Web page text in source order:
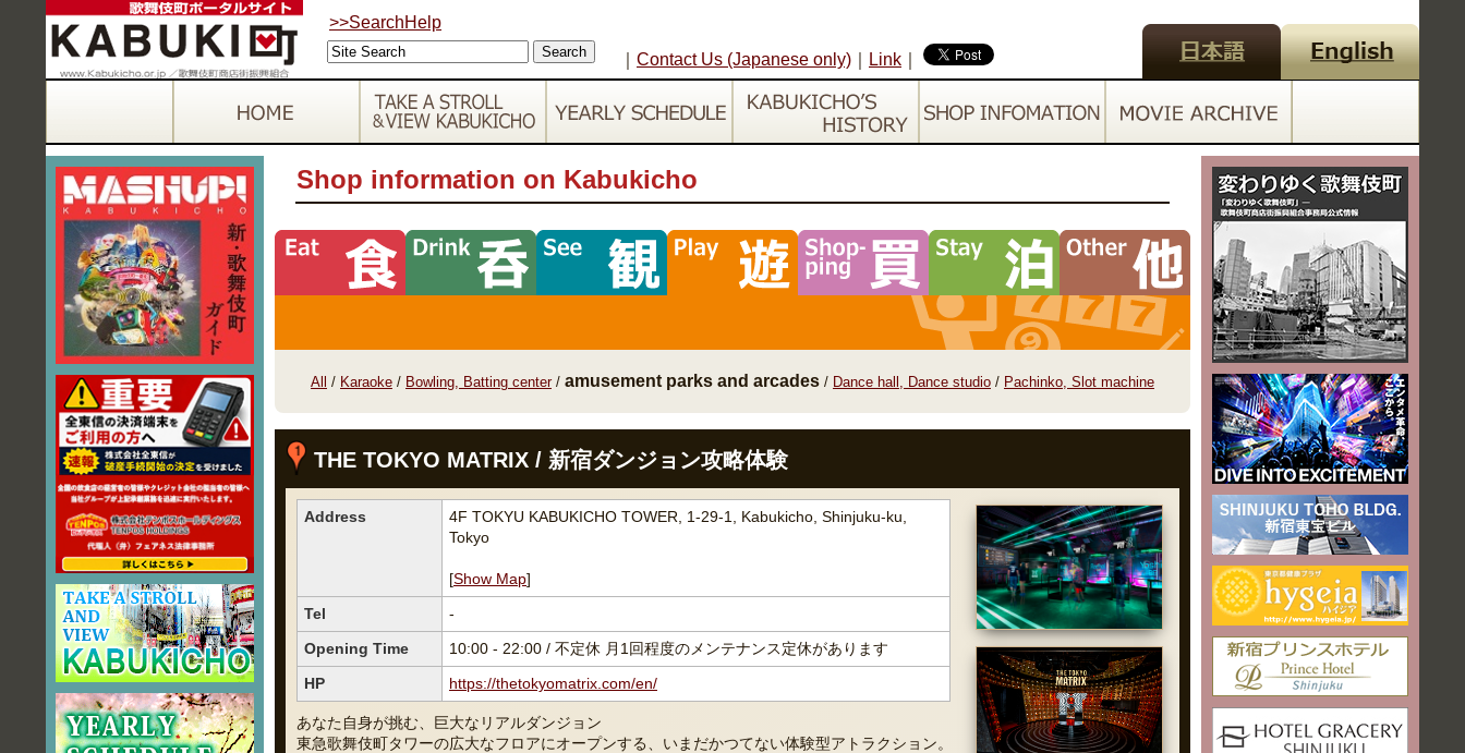
>>SearchHelp
Contact Us (Japanese only) Link
Shop information on Kabukicho
All / Karaoke / Bowling, Batting center/ amusement parks and arcades / Dance hall, Dance studio / Pachinko, Slot machine
THE TOKYO MATRIX / 新宿ダンジョン攻略体験
Address
4F TOKYU KABUKICHO TOWER, 1-29-1, Kabukicho, Shinjuku-ku,
Tokyo
[Show Map]
Tel
-
Opening Time
10:00 - 22:00 / 不定休 月1回程度のメンテナンス定休があります
HP
https://thetokyomatrix.com/en/
あなた自身が挑む、巨大なリアルダンジョン
東急歌舞伎町タワーの広大なフロアにオープンする、いまだかつてない体験型アトラクション。